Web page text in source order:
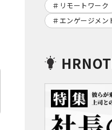
リモートワーク
エンゲージメン